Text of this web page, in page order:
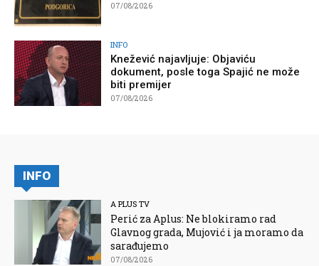
07/08/2026
INFO
Knežević najavljuje: Objaviću
dokument, posle toga Spajić ne može
biti premijer
07/08/2026
INFO
A PLUS TV
Perić za Aplus: Ne blokiramo rad
Glavnog grada, Mujović i ja moramo da
sarađujemo
07/08/2026